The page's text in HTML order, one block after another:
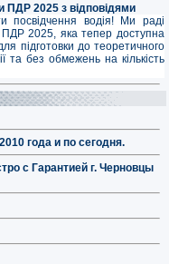
ПДР 2025 з відповідями
посвідчення водія! Ми раді
2025, яка тепер доступна
підготовки до теоретичного
та без обмежень на кількість
года и по сегодня.
с Гарантией г. Черновцы